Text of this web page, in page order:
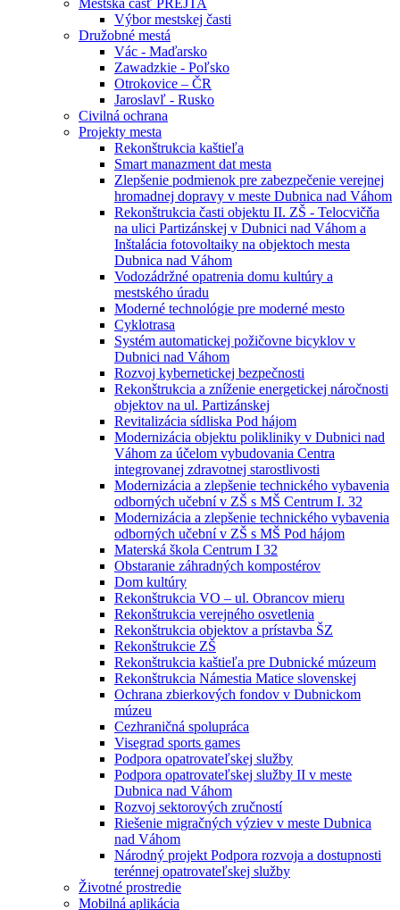
Mestská časť PREJTA
Výbor mestskej časti
Družobné mestá
Vác - Maďarsko
Zawadzkie - Poľsko
Otrokovice – ČR
Jaroslavľ - Rusko
Civilná ochrana
Projekty mesta
Rekonštrukcia kaštieľa
Smart manazment dat mesta
Zlepšenie podmienok pre zabezpečenie verejnej
hromadnej dopravy v meste Dubnica nad Váhom
Rekonštrukcia časti objektu II. ZŠ - Telocvičňa
na ulici Partizánskej v Dubnici nad Váhom a
Inštalácia fotovoltaiky na objektoch mesta
Dubnica nad Váhom
Vodozádržné opatrenia domu kultúry a
mestského úradu
Moderné technológie pre moderné mesto
Cyklotrasa
Systém automatickej požičovne bicyklov v
Dubnici nad Váhom
Rozvoj kybernetickej bezpečnosti
Rekonštrukcia a zníženie energetickej náročnosti
objektov na ul. Partizánskej
Revitalizácia sídliska Pod hájom
Modernizácia objektu polikliniky v Dubnici nad
Váhom za účelom vybudovania Centra
integrovanej zdravotnej starostlivosti
Modernizácia a zlepšenie technického vybavenia
odborných učební v ZŠ s MŠ Centrum I. 32
Modernizácia a zlepšenie technického vybavenia
odborných učební v ZŠ s MŠ Pod hájom
Materská škola Centrum I 32
Obstaranie záhradných kompostérov
Dom kultúry
Rekonštrukcia VO – ul. Obrancov mieru
Rekonštrukcia verejného osvetlenia
Rekonštrukcia objektov a prístavba ŠZ
Rekonštrukcie ZŠ
Rekonštrukcia kaštieľa pre Dubnické múzeum
Rekonštrukcia Námestia Matice slovenskej
Ochrana zbierkových fondov v Dubnickom
múzeu
Cezhraničná spolupráca
Visegrad sports games
Podpora opatrovateľskej služby
Podpora opatrovateľskej služby II v meste
Dubnica nad Váhom
Rozvoj sektorových zručností
Riešenie migračných výziev v meste Dubnica
nad Váhom
Národný projekt Podpora rozvoja a dostupnosti
terénnej opatrovateľskej služby
Životné prostredie
Mobilná aplikácia